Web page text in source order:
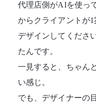
代理店側がAIを使っ
からクライアントが
デザインしてくださ
たんです。
一見すると、ちゃん
い感じ。
でも、デザイナーの